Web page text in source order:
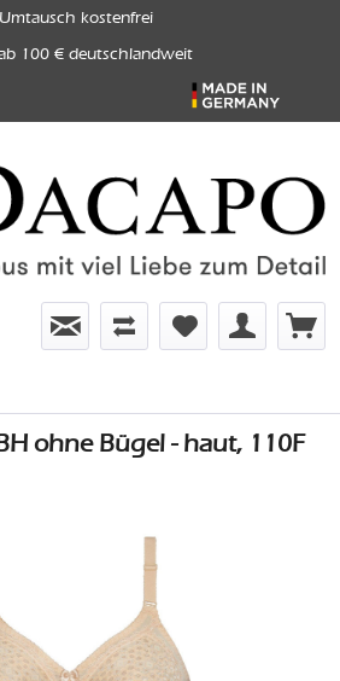
kostenfrei
100 € deutschlandweit
ohne Bügel - haut, 110F